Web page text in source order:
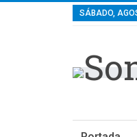
SÁBADO,